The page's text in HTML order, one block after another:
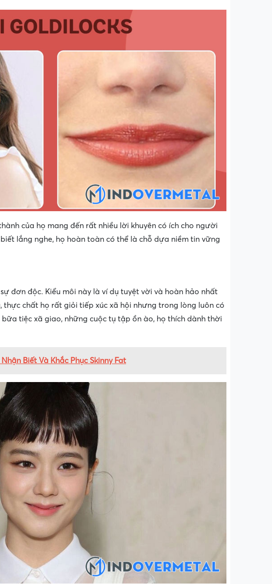
của họ mang đến rất nhiều lời khuyên có ích cho người
lắng nghe, họ hoàn toàn có thể là chỗ dựa niềm tin vững
đơn độc. Kiểu môi này là ví dụ tuyệt vời và hoàn hảo nhất
chất họ rất giỏi tiếp xúc xã hội nhưng trong lòng luôn có
tiệc xã giao, những cuộc tụ tập ồn ào, họ thích dành thời
Biết Và Khắc Phục Skinny Fat